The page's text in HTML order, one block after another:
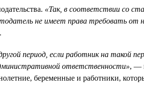
«Так, в соответствии со
не имеет права требовать
период, если работник на такой
ответственности», —
беременные и работники,